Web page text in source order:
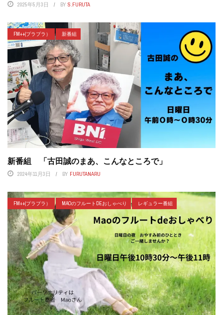
2025年5月3日 BY S.FURUTA
FM++(プラプラ） 新番組
新番組 「古田誠のまあ、こんなところで」
2024年11月3日 BY FURUTANARU
FM++(プラプラ） MAOのフルートDEおしゃべり レギュラー番組